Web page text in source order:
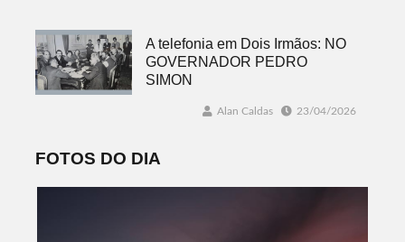
A telefonia em Dois Irmãos: NO
GOVERNADOR PEDRO
SIMON
Alan Caldas 23/04/2026
FOTOS DO DIA